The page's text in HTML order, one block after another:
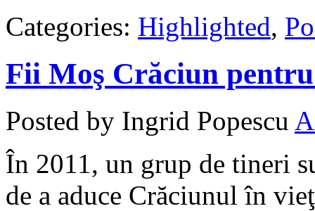
Categories: Highlighted,
Fii Moş Crăciun
Posted by Ingrid Popescu
În 2011, un grup de tineri
de a aduce Crăciunul în